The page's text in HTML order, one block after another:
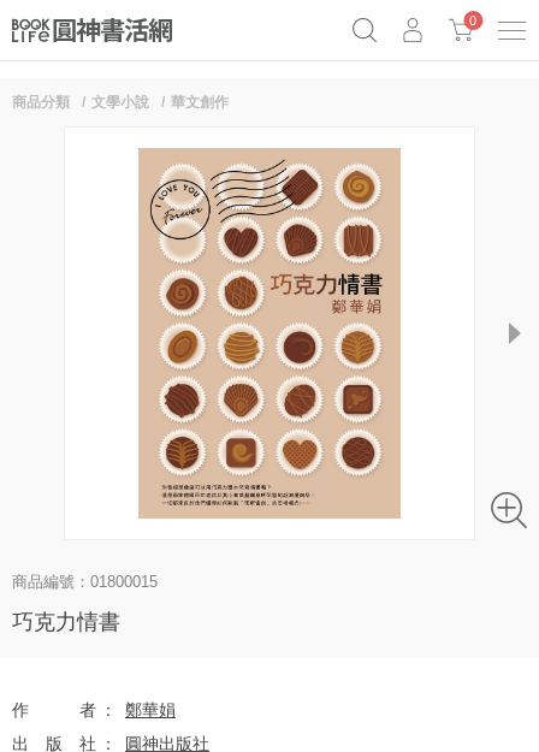
Netflix話題章魚小說！
0
商品分類 文學小說 華文創作
next
商品編號：01800015
巧克力情書
作者
鄭華娟
出版社
圓神出版社